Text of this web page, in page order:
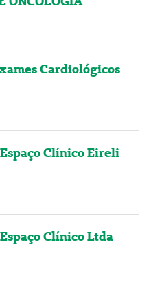
Cardiológicos
Clínico Eireli
Clínico Ltda